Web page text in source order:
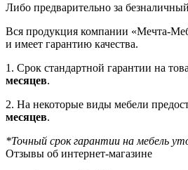
Либо предварительно за
Вся продукция компании «Мечта-
и имеет гарантию качества.
1. Срок стандартной гарантии на
месяцев.
2. На некоторые виды мебели
месяцев.
*Точный срок гарантии на мебель
Отзывы об интернет-магазине